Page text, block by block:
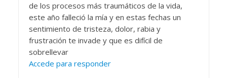
de los procesos más traumáticos de la vida,
este año falleció la mía y en estas fechas un
sentimiento de tristeza, dolor, rabia y
frustración te invade y que es difícil de
sobrellevar
Accede para responder